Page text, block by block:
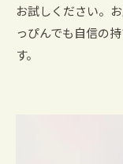
お試しください。
っぴんでも自信の
す。